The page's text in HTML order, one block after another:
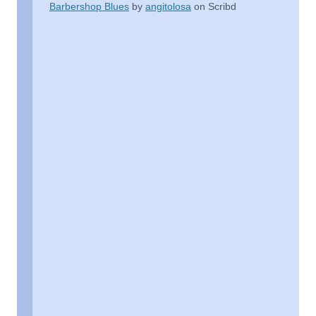
Barbershop Blues by angitolosa on Scribd